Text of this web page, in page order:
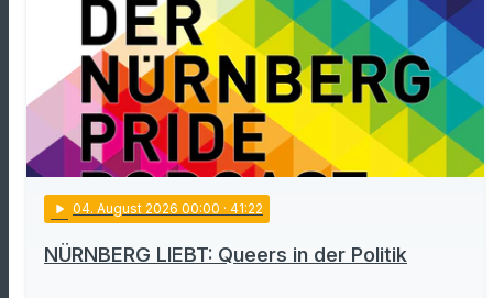
play_arrow 04. August 2026 00:00 · 41:22
NÜRNBERG LIEBT: Queers in der Politik